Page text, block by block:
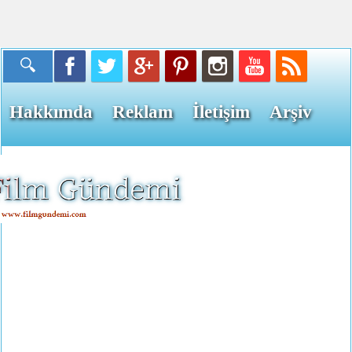
Hakkımda Reklam İletişim Arşiv